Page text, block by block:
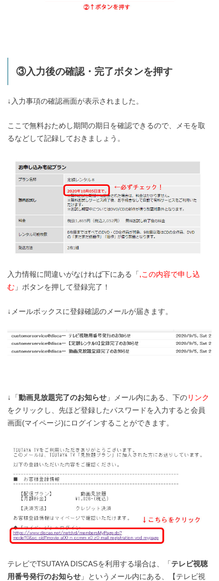
③入力後の確認・完了ボタンを押す
↓入力事項の確認画面が表示されました。
ここで無料おためし期間の期日を確認できるので、メモを取
るなどして記録しておきましょう。
入力情報に間違いがなければ下にある「,この内容で申し込
む 」ボタンを押して登録完了！
↓メールボックスに登録確認のメールが届きます。
↓「動画見放題完了のお知らせ 」メール内にある、下のリンク
をクリックし、先ほど登録したパスワードを入力すると会員
画面(マイページ)にログインすることができます。
テレビでTSUTAYA DISCASを利用する場合は、「テレビ視聴
用番号発行のお知らせ 」というメール内にある、【テレビ視